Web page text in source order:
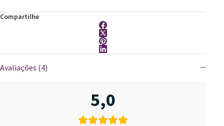
Compartilhe
Avaliações (4)
5,0